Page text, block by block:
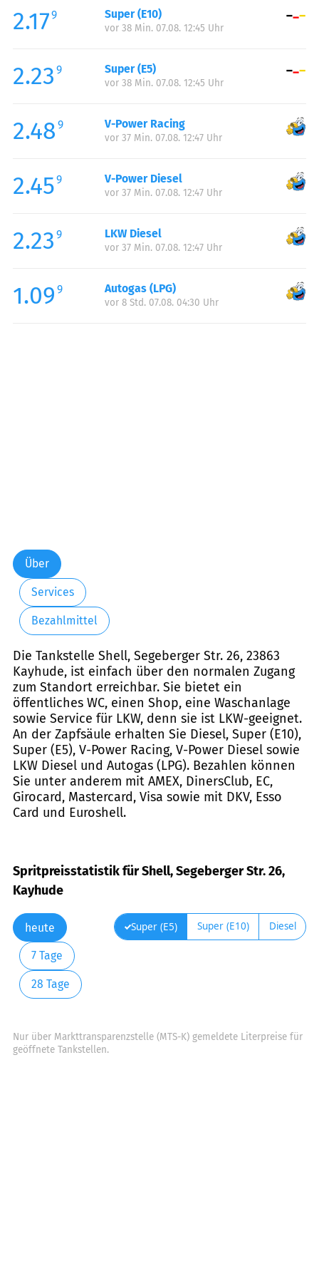
Samstag:
06:00-22:00
Sonntag:
2.179 Super (E10)
vor 38 Min. 07.08. 12:45 Uhr
2.23 9 Super (E5)
vor 38 Min. 07.08. 12:45 Uhr
2.48 9 V-Power Racing
vor 37 Min. 07.08. 12:47 Uhr
2.459 V-Power Diesel
vor 37 Min. 07.08. 12:47 Uhr
2.23 9 LKW Diesel
vor 37 Min. 07.08. 12:47 Uhr
1.09 9 Autogas (LPG)
vor 8 Std. 07.08. 04:30 Uhr
Über
Services
Bezahlmittel
Die Tankstelle Shell, Segeberger Str. 26, 23863
Kayhude, ist einfach über den normalen Zugang
zum Standort erreichbar. Sie bietet ein
öffentliches WC, einen Shop, eine Waschanlage
sowie Service für LKW, denn sie ist LKW-geeignet.
An der Zapfsäule erhalten Sie Diesel, Super (E10),
Super (E5), V-Power Racing, V-Power Diesel sowie
LKW Diesel und Autogas (LPG). Bezahlen können
Sie unter anderem mit AMEX, DinersClub, EC,
Girocard, Mastercard, Visa sowie mit DKV, Esso
Card und Euroshell.
Spritpreisstatistik für Shell, Segeberger Str. 26,
Kayhude
heute
7 Tage
28 Tage
Super (E5) Super (E10) Diesel
Nur über Markttransparenzstelle (MTS-K) gemeldete Literpreise für
geöffnete Tankstellen.